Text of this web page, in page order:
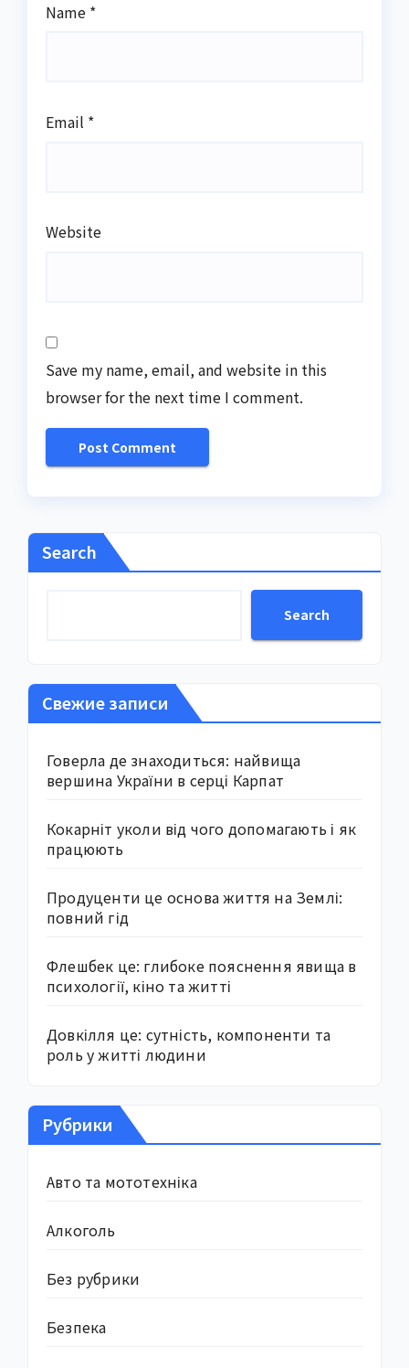
Name *
Email *
Website
Save my name, email, and website in this
browser for the next time I comment.
Search
Search
Свежие записи
Говерла де знаходиться: найвища
вершина України в серці Карпат
Кокарніт уколи від чого допомагають і як
працюють
Продуценти це основа життя на Землі:
повний гід
Флешбек це: глибоке пояснення явища в
психології, кіно та житті
Довкілля це: сутність, компоненти та
роль у житті людини
Рубрики
Авто та мототехніка
Алкоголь
Без рубрики
Безпека